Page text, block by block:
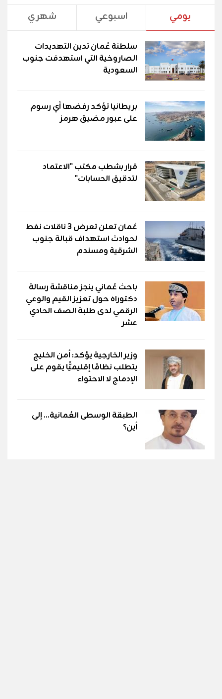
يومي اسبوعي شهري
سلطنة عُمان تدين التهديدات
الصاروخية التي استهدفت جنوب
السعودية
بريطانيا تؤكد رفضها أي رسوم
على عبور مضيق هرمز
قرار بشطب مكتب "الاعتماد
لتدقيق الحسابات"
عُمان تعلن تعرض 3 ناقلات نفط
لحوادث استهداف قبالة جنوب
الشرقية ومسندم
باحث عُماني ينجز مناقشة رسالة
دكتوراه حول تعزيز القيم والوعي
الرقمي لدى طلبة الصف الحادي
عشر
وزير الخارجية يؤكد: أمن الخليج
يتطلب نظامًا إقليميًّا يقوم على
الإدماج لا الاحتواء
الطبقة الوسطى العُمانية... إلى
أين؟